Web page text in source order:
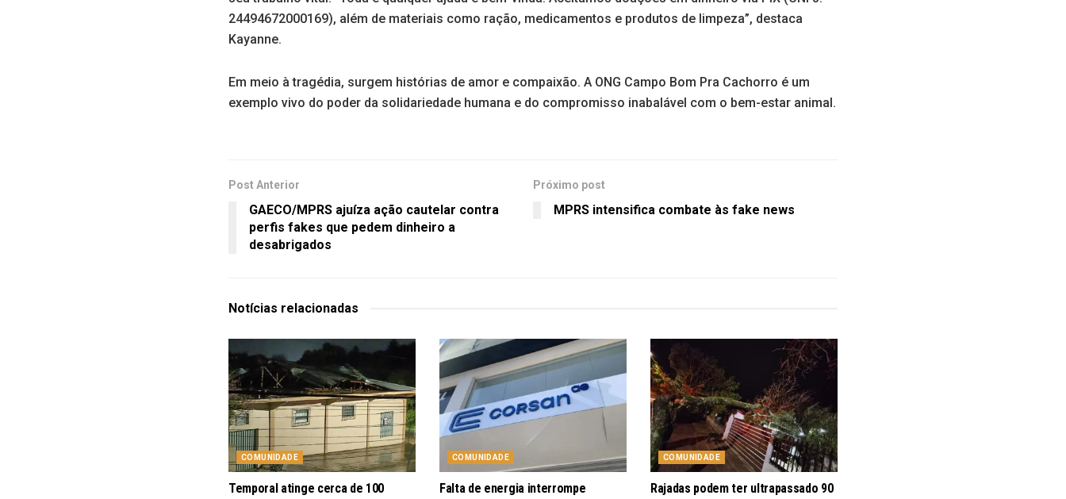
24494672000169), além de materiais como ração, medicamentos e produtos de limpeza”, destaca
Kayanne.
Em meio à tragédia, surgem histórias de amor e compaixão. A ONG Campo Bom Pra Cachorro é um
exemplo vivo do poder da solidariedade humana e do compromisso inabalável com o bem-estar animal.
Post Anterior
GAECO/MPRS ajuíza ação cautelar contra
perfis fakes que pedem dinheiro a
desabrigados
Próximo post
MPRS intensifica combate às fake news
Notícias relacionadas
COMUNIDADE
Temporal atinge cerca de 100
COMUNIDADE
Falta de energia interrompe
COMUNIDADE
Rajadas podem ter ultrapassado 90